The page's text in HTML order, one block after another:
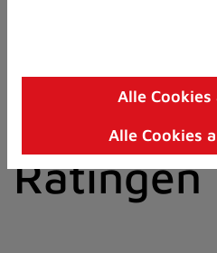
8)
I)
der Stadt
Ratingen
Alle Cookies
Alle Cookies